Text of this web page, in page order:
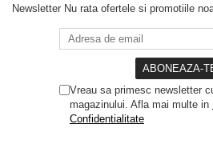
Newsletter Nu rata ofertele si promotiile
Vreau sa primesc newsletter
magazinului. Afla mai multe in
Confidentialitate